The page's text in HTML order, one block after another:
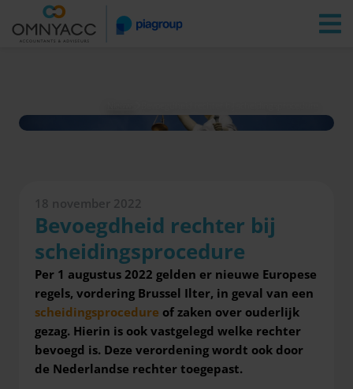
Vestigingen Zoeken
18 november 2022
Bevoegdheid rechter bij
scheidingsprocedure
Per 1 augustus 2022 gelden er nieuwe Europese
regels, vordering Brussel Ilter, in geval van een
scheidingsprocedure of zaken over ouderlijk
gezag. Hierin is ook vastgelegd welke rechter
bevoegd is. Deze verordening wordt ook door
de Nederlandse rechter toegepast.